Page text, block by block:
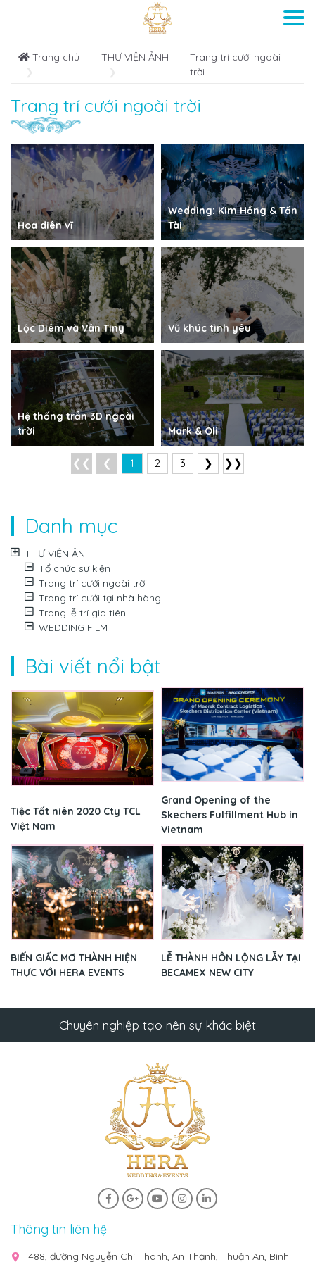
Trang chủ THƯ VIỆN ẢNH
Trang trí cưới ngoài
trời
Trang trí cưới ngoài trời
Hoa diên vĩ
Wedding: Kim Hồng & Tấn
Tài
Lộc Diêm và Vân Tiny Vũ khúc tình yêu
Hệ thống trần 3D ngoài
trời
Mark & Oli
❮❮ ❮ 1 2 3 ❯ ❯❯
Danh mục
THƯ VIỆN ẢNH
Tổ chức sự kiện
Trang trí cưới ngoài trời
Trang trí cưới tại nhà hàng
Trang lễ trí gia tiên
WEDDING FILM
Bài viết nổi bật
Tiệc Tất niên 2020 Cty TCL
Việt Nam
Grand Opening of the
Skechers Fulfillment Hub in
Vietnam
BIẾN GIẤC MƠ THÀNH HIỆN
THỰC VỚI HERA EVENTS
LỄ THÀNH HÔN LỘNG LẪY TẠI
BECAMEX NEW CITY
Chuyên nghiệp tạo nên sự khác biệt
Thông tin liên hệ
488, đường Nguyễn Chí Thanh, An Thạnh, Thuận An, Bình